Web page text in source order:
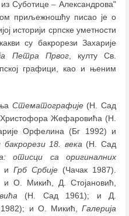
из Суботице– Александрова"
приљежношћу писао је о
историји српске уметности
су бакрорези Захарије
Петра Првог, култу Св.
графици, као и њеним
Стематографије(Н. Сад
Христофора Жефаровића (Н.
Орфелина (Бг 1992) и
бакрорези 18. века (Н. Сад
отисци са оригиналних
и Грб Србије(Чачак 1987).
и О. Микић, Д. Стојановић,
(Н. Сад 1961); и Д.
1982); и О. Микић,Галерија